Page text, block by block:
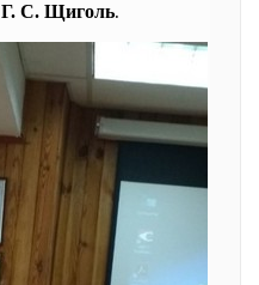
Г. С. Щиголь.